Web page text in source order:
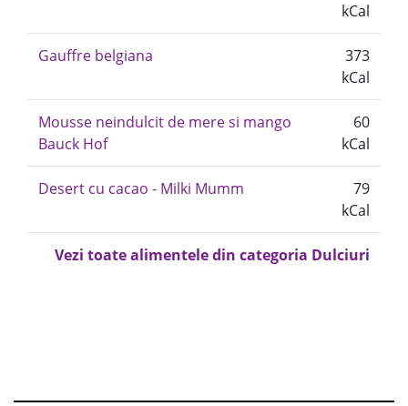
kCal
Gauffre belgiana
373
kCal
Mousse neindulcit de mere si mango
Bauck Hof
60
kCal
Desert cu cacao - Milki Mumm
79
kCal
Vezi toate alimentele din categoria Dulciuri